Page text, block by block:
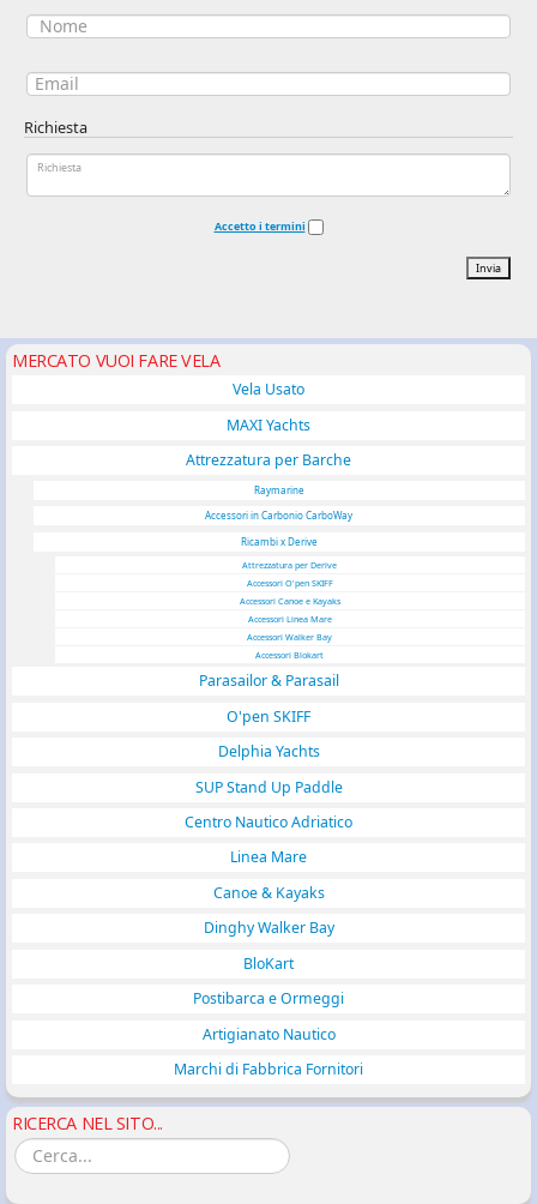
Richiesta
Accetto i termini
Invia
MERCATO VUOI FARE VELA
Vela Usato
MAXI Yachts
Attrezzatura per Barche
Raymarine
Accessori in Carbonio CarboWay
Ricambi x Derive
Attrezzatura per Derive
Accessori O'pen SKIFF
Accessori Canoe e Kayaks
Accessori Linea Mare
Accessori Walker Bay
Accessori Blokart
Parasailor & Parasail
O'pen SKIFF
Delphia Yachts
SUP Stand Up Paddle
Centro Nautico Adriatico
Linea Mare
Canoe & Kayaks
Dinghy Walker Bay
BloKart
Postibarca e Ormeggi
Artigianato Nautico
Marchi di Fabbrica Fornitori
RICERCA NEL SITO...